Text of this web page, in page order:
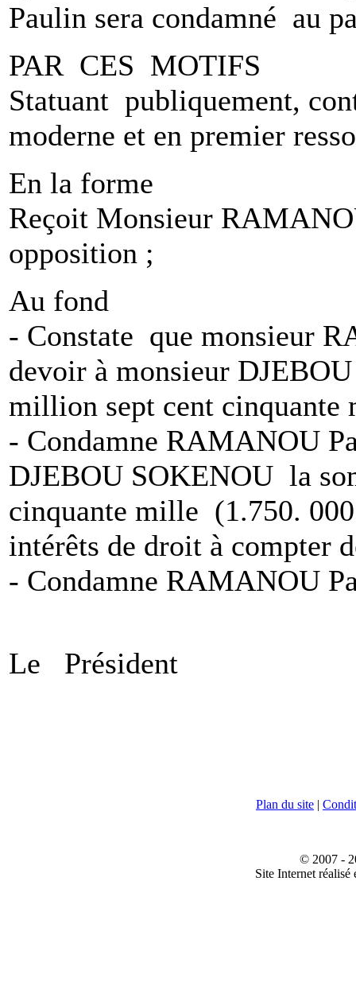
Paulin sera condamné au
PAR CES MOTIFS
Statuant publiquement,
moderne et en premier
En la forme
Reçoit Monsieur
opposition ;
Au fond
- Constate que monsieur
devoir à monsieur
million sept cent
- Condamne RAMANOU
DJEBOU SOKENOU la
cinquante mille (1.750.
intérêts de droit à compter
- Condamne RAMANOU
Le Président
Plan du site |
© 2007 -
Site Internet réalisé